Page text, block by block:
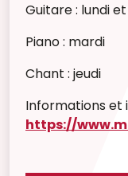
Guitare : lundi
Piano : mardi
Chant : jeudi
Informations et
https://